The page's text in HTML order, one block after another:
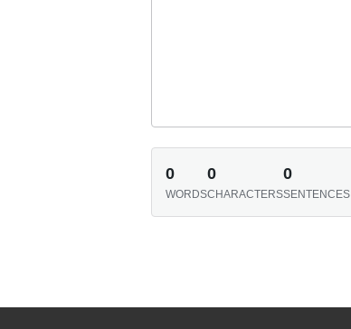
0
WORDS
0
CHARACTERS
0
SENTENCES